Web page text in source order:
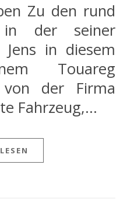
Zu den rund
der seiner
Jens in diesem
Touareg
der Firma
Fahrzeug,…